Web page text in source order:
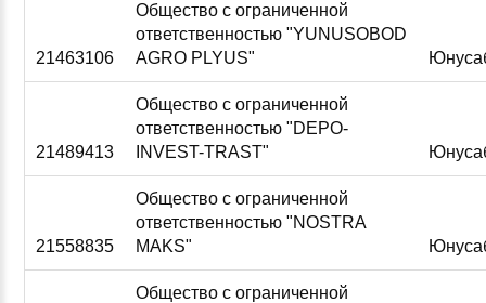
21463106
Общество с ограниченной
ответственностью "YUNUSOBOD
AGRO PLYUS"
21489413
Общество с ограниченной
ответственностью "DEPO-
INVEST-TRAST"
21558835
Общество с ограниченной
ответственностью "NOSTRA
MAKS"
Общество с ограниченной